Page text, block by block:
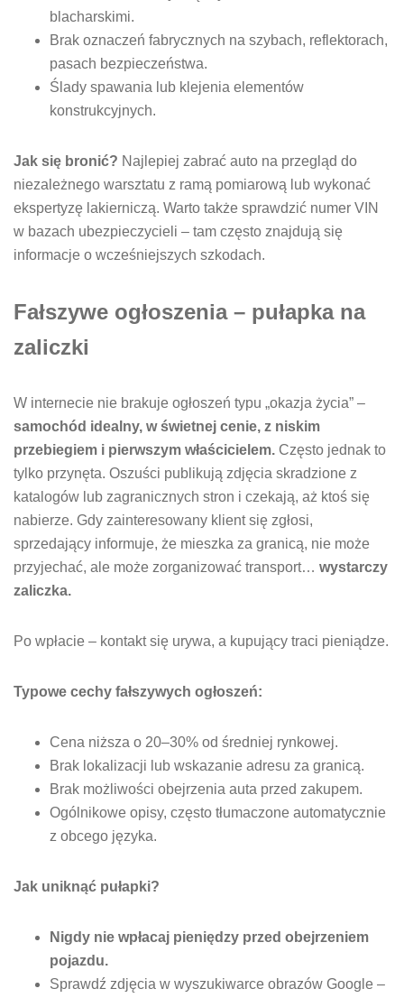
blacharskimi.
Brak oznaczeń fabrycznych na szybach, reflektorach,
pasach bezpieczeństwa.
Ślady spawania lub klejenia elementów
konstrukcyjnych.
Jak się bronić? Najlepiej zabrać auto na przegląd do
niezależnego warsztatu z ramą pomiarową lub wykonać
ekspertyzę lakierniczą. Warto także sprawdzić numer VIN
w bazach ubezpieczycieli – tam często znajdują się
informacje o wcześniejszych szkodach.
Fałszywe ogłoszenia – pułapka na
zaliczki
W internecie nie brakuje ogłoszeń typu „okazja życia” –
samochód idealny, w świetnej cenie, z niskim
przebiegiem i pierwszym właścicielem. Często jednak to
tylko przynęta. Oszuści publikują zdjęcia skradzione z
katalogów lub zagranicznych stron i czekają, aż ktoś się
nabierze. Gdy zainteresowany klient się zgłosi,
sprzedający informuje, że mieszka za granicą, nie może
przyjechać, ale może zorganizować transport… wystarczy
zaliczka.
Po wpłacie – kontakt się urywa, a kupujący traci pieniądze.
Typowe cechy fałszywych ogłoszeń:
Cena niższa o 20–30% od średniej rynkowej.
Brak lokalizacji lub wskazanie adresu za granicą.
Brak możliwości obejrzenia auta przed zakupem.
Ogólnikowe opisy, często tłumaczone automatycznie
z obcego języka.
Jak uniknąć pułapki?
Nigdy nie wpłacaj pieniędzy przed obejrzeniem
pojazdu.
Sprawdź zdjęcia w wyszukiwarce obrazów Google –